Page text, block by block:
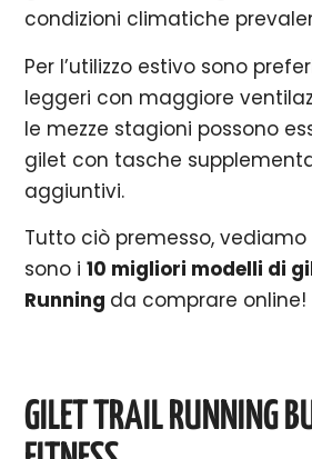
condizioni climatiche
Per l’utilizzo estivo sono
leggeri con maggiore
le mezze stagioni possono
gilet con tasche
aggiuntivi.
Tutto ciò premesso,
sono i10 migliori modelli di
Running da comprare online!
GILET TRAIL RUNNING